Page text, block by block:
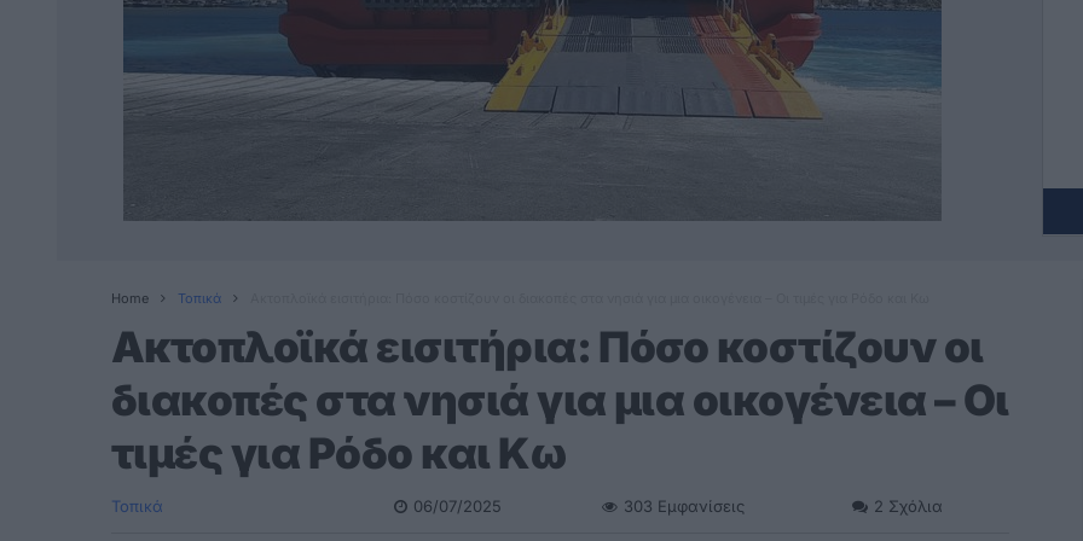
Home Τοπικά
Ακτοπλοϊκά εισιτήρια: Πόσο κοστίζουν οι
διακοπές στα νησιά για μια οικογένεια – Οι
τιμές για Ρόδο και Κω
Τοπικά 06/07/2025 303 Εμφανίσεις 2 Σχόλια